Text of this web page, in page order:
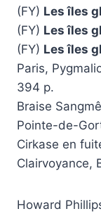
(FY) Les îles
(FY) Les îles
(FY) Les îles
Paris,
394 p.
Braise
Pointe-de-
Cirkase en
Clairvoyance,
Howard